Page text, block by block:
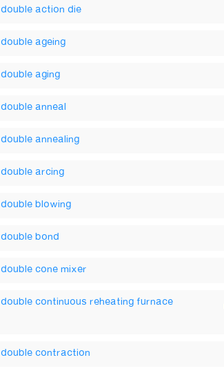
double action die
double ageing
double aging
double anneal
double annealing
double arcing
double blowing
double bond
double cone mixer
double continuous reheating furnace
double contraction